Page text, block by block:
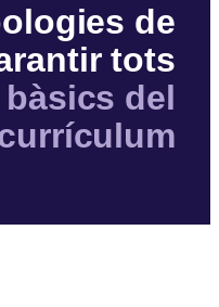
de
tots
del